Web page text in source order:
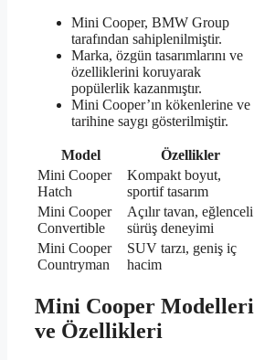
Mini Cooper, BMW Group
tarafından sahiplenilmiştir.
Marka, özgün tasarımlarını ve
özelliklerini koruyarak
popülerlik kazanmıştır.
Mini Cooper’ın kökenlerine ve
tarihine saygı gösterilmiştir.
Model
Özellikler
Mini Cooper
Hatch
Kompakt boyut,
sportif tasarım
Mini Cooper
Convertible
Açılır tavan, eğlenceli
sürüş deneyimi
Mini Cooper
Countryman
SUV tarzı, geniş iç
hacim
Mini Cooper Modelleri
ve Özellikleri